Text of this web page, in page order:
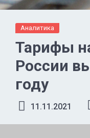
Аналитика
Тарифы
России
году
11.11.2021